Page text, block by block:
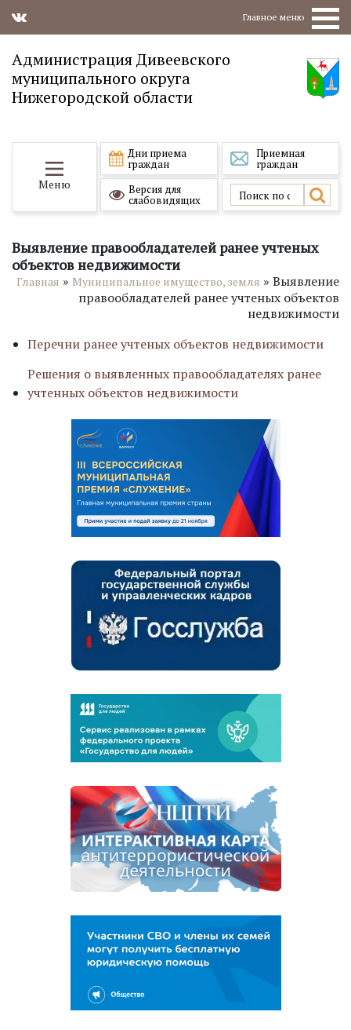
Главное меню
Администрация Дивеевского
муниципального округа
Нижегородской области
Меню
Дни приема
граждан
Приемная
граждан
Версия для
слабовидящих
Выявление правообладателей ранее учтеных
объектов недвижимости
Главная » Муниципальное имущество, земля » Выявление
правообладателей ранее учтеных объектов
недвижимости
Перечни ранее учтеных объектов недвижимости
Решения о выявленных правообладателях ранее
учтенных объектов недвижимости